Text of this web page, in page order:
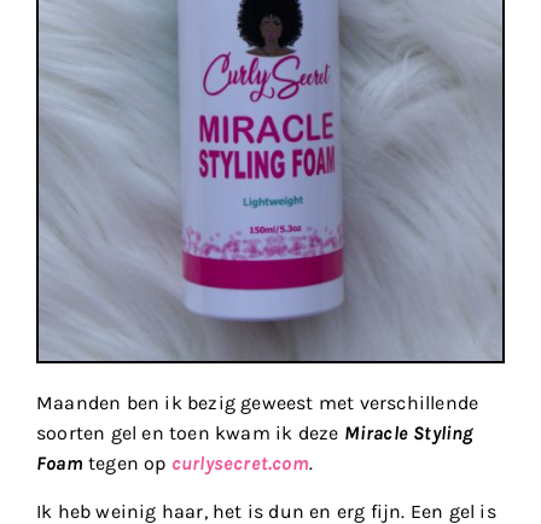
Maanden ben ik bezig geweest met verschillende
soorten gel en toen kwam ik deze Miracle Styling
Foam tegen op curlysecret.com.
Ik heb weinig haar, het is dun en erg fijn. Een gel is